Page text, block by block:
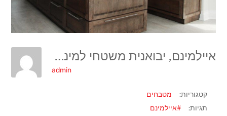
איילמינם, יבואנית משטחי למינם, קרדיט יחצ חול (6)
admin
קטגוריות:
מטבחים
תגיות:
#איילמינם